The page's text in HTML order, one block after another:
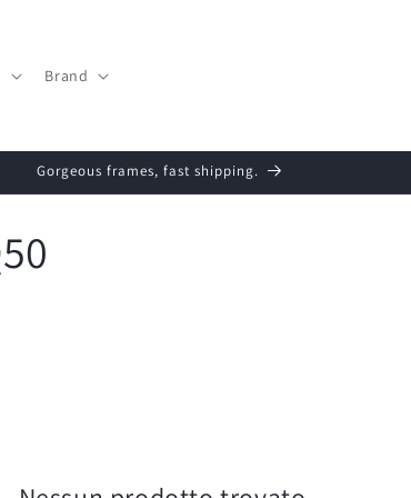
Brand
Gorgeous frames, fast shipping.